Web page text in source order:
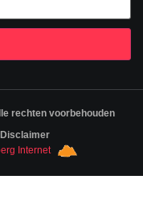
rechten voorbehouden
Disclaimer
Internet